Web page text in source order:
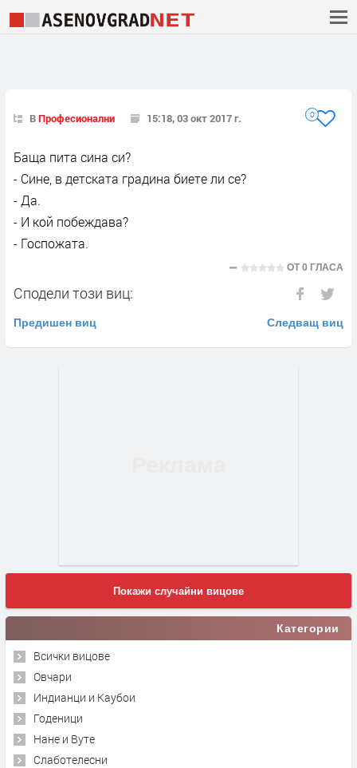
ВПрофесионални 15:18, 03 окт 2017 г. 0
Баща пита сина си?
- Сине, в детската градина биете ли се?
- Да.
- И кой побеждава?
- Госпожата.
ОТ0 ГЛАСА
Сподели този виц:
Предишен виц Следващ виц
Покажи случайни вицове
Категории
Всички вицове
Овчари
Индианци и Каубои
Годеници
Нане и Вуте
Слаботелесни